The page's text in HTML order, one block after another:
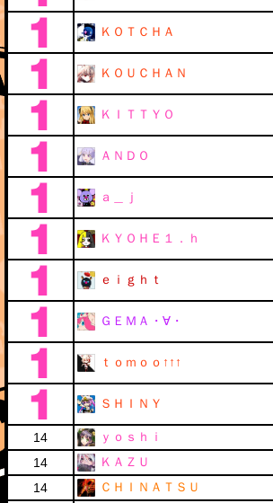
ＫＯＴＣＨＡ
ＫＯＵＣＨＡＮ
ＫＩＴＴＹＯ
ＡＮＤＯ
ａ＿ｊ
ＫＹＯＨＥ１．ｈ
ｅｉｇｈｔ
ＧＥＭＡ・∀・
ｔｏｍｏｏ↑↑↑
ＳＨＩＮＹ
14 ｙｏｓｈｉ
14
ＫＡＺＵ
14
ＣＨＩＮＡＴＳＵ